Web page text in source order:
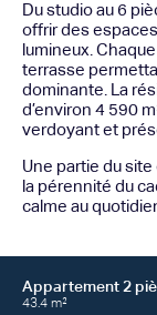
Du studio au 6
offrir des
lumineux.
terrasse
dominante. La
d’environ 4 590
verdoyant et
Une partie du
la pérennité du
calme au
Appartement 2
43.4 m²